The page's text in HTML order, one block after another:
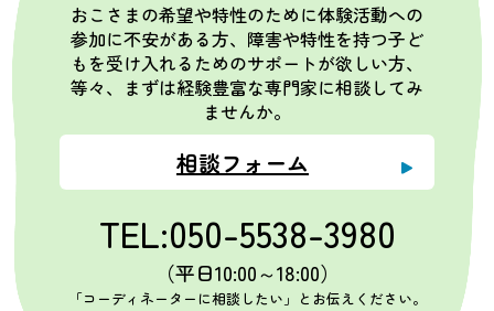
おこさまの希望や特性のために体験活動への
参加に不安がある方、障害や特性を持つ子ど
もを受け入れるためのサポートが欲しい方、
等々、まずは経験豊富な専門家に相談してみ
ませんか。
相談フォーム
TEL:050-5538-3980
（平日10:00～18:00）
「コーディネーターに相談したい」とお伝えください。